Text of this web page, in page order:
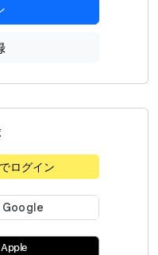
ログイン